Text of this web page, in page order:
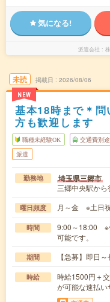
気になる!
派遣会社
未読
NEW
掲載日 2026/08/06
基本18時まで＊
方も歓迎します
職種未経験OK 交通費別
派遣
勤務地 埼玉県三郷市
三郷中央駅か
曜日頻度 月～金 ※土日
時間
9:00～18:00 ※
可能です。
期間 【急募】即日
時給
時給1500円＋
が可能な速払い